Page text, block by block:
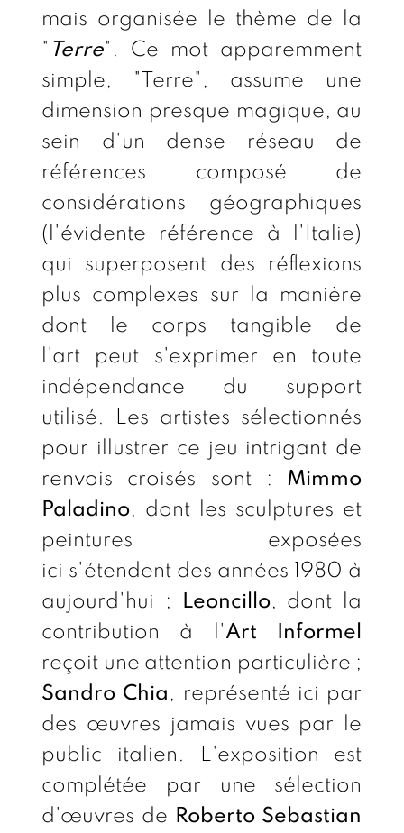
mais organisée le thème de la
" Terre". Ce mot apparemment
simple, "Terre", assume une
dimension presque magique, au
sein d'un dense réseau de
références composé de
considérations géographiques
(l'évidente référence à l'Italie)
qui superposent des réflexions
plus complexes sur la manière
dont le corps tangible de
l'art peut s'exprimer en toute
indépendance du support
utilisé. Les artistes sélectionnés
pour illustrer ce jeu intrigant de
renvois croisés sont : Mimmo
Paladino, dont les sculptures et
peintures exposées
ici s'étendent des années 1980 à
aujourd'hui ;
Leoncillo, dont la
contribution à l'Art Informel
reçoit une attention particulière ;
Sandro Chia , représenté ici par
des œuvres jamais vues par le
public italien. L'exposition est
complétée par une sélection
d'œuvres de Roberto Sebastian